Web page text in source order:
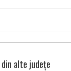
alte județe